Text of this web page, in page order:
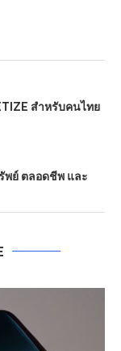
สำหรับคนไทย
พย์ ตลอดชีพ และ